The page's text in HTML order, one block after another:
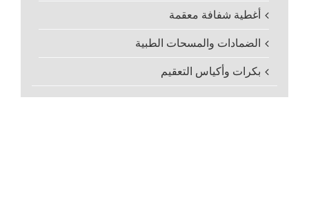
أغطية شفافة معقمة
الضمادات والمسحات الطبية
بكرات وأكياس التعقيم